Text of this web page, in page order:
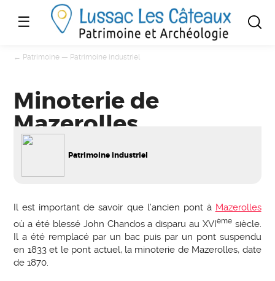
☰
← Patrimoine — Patrimoine industriel
Minoterie de
Mazerolles
Patrimoine industriel
Il est important de savoir que l’ancien pont à Mazerolles
où a été blessé John Chandos a disparu au XVI èmesiècle.
Il a été remplacé par un bac puis par un pont suspendu
en 1833 et le pont actuel, la minoterie de Mazerolles, date
de 1870.